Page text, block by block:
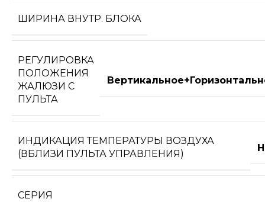
ШИРИНА ВНУТР. БЛОКА
РЕГУЛИРОВКА
ПОЛОЖЕНИЯ
ЖАЛЮЗИ С
ПУЛЬТА
ИНДИКАЦИЯ ТЕМПЕРАТУРЫ ВОЗДУХА
(ВБЛИЗИ ПУЛЬТА УПРАВЛЕНИЯ)
СЕРИЯ